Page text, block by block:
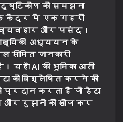
को समझना
के केंद्र में एक गहरी
और पसंद।
अध्ययन के
जानकारी
AI की भूमिका आती
को विश्लेषित करने की
करता है जो डेटा
रुझानों की खोज कर